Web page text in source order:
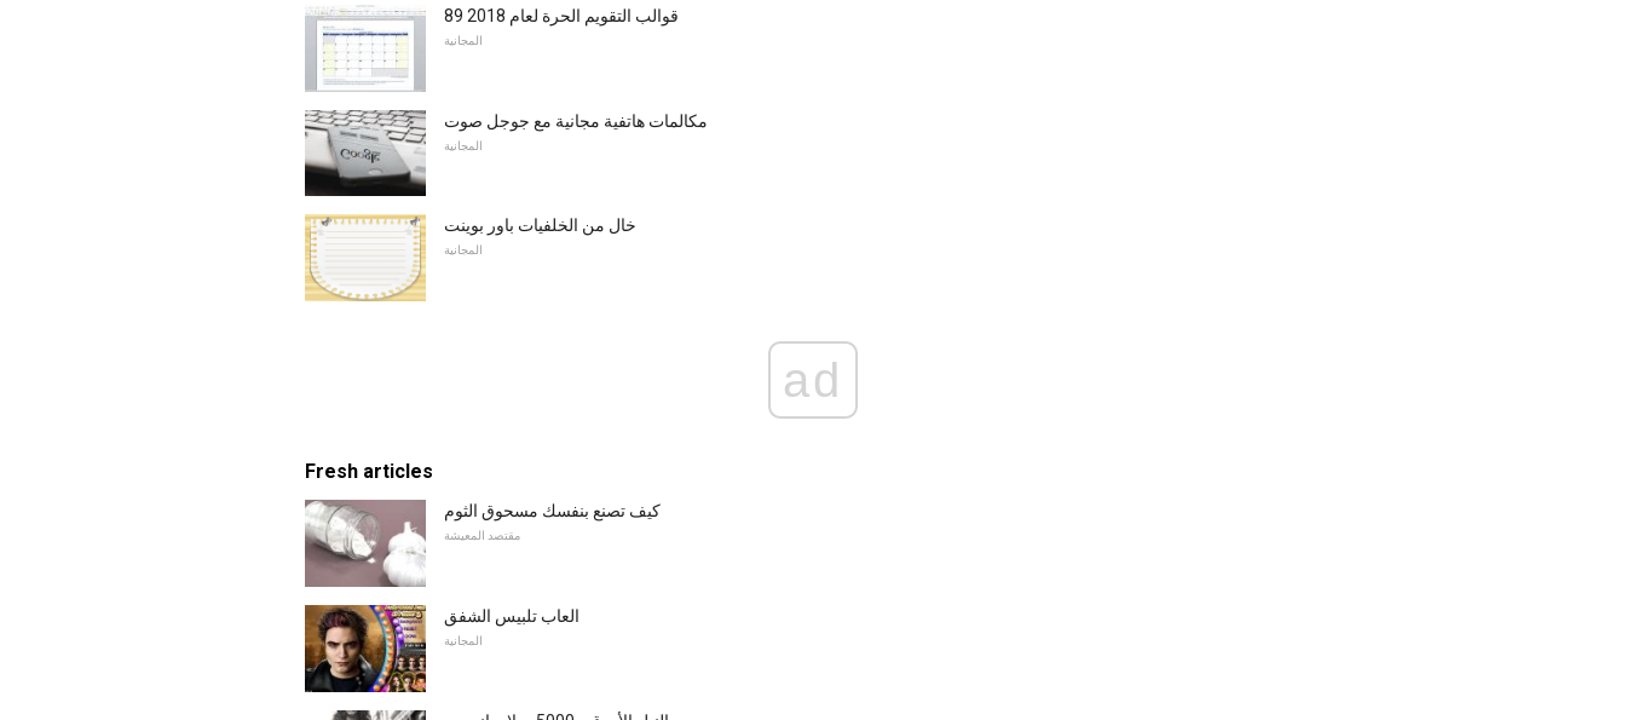
89 قوالب التقويم الحرة لعام 2018
المجانية
مكالمات هاتفية مجانية مع جوجل صوت
المجانية
خال من الخلفيات باور بوينت
المجانية
ad
Fresh articles
كيف تصنع بنفسك مسحوق الثوم
مقتصد المعيشة
العاب تلبيس الشفق
المجانية